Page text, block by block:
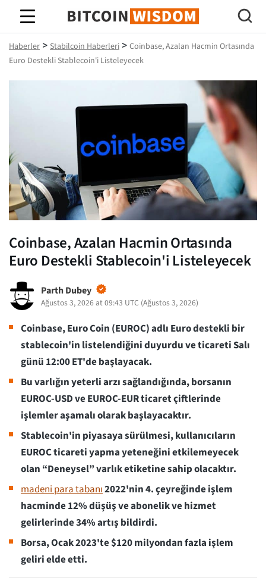
Bitcoin Bilgeliği
Haberler > Stabilcoin Haberleri > Coinbase, Azalan Hacmin Ortasında
Euro Destekli Stablecoin'i Listeleyecek
Coinbase, Azalan Hacmin Ortasında
Euro Destekli Stablecoin'i Listeleyecek
Parth Dubey
Ağustos 3, 2026 at 09:43 UTC (Ağustos 3, 2026)
Coinbase, Euro Coin (EUROC) adlı Euro destekli bir
stablecoin'in listelendiğini duyurdu ve ticareti Salı
günü 12:00 ET'de başlayacak.
Bu varlığın yeterli arzı sağlandığında, borsanın
EUROC-USD ve EUROC-EUR ticaret çiftlerinde
işlemler aşamalı olarak başlayacaktır.
Stablecoin'in piyasaya sürülmesi, kullanıcıların
EUROC ticareti yapma yeteneğini etkilemeyecek
olan “Deneysel” varlık etiketine sahip olacaktır.
madeni para tabanı2022'nin 4. çeyreğinde işlem
hacminde 12% düşüş ve abonelik ve hizmet
gelirlerinde 34% artış bildirdi.
Borsa, Ocak 2023'te $120 milyondan fazla işlem
geliri elde etti.